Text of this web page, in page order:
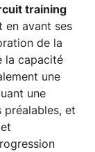
training
en avant ses
de la
la capacité
une
une
préalables, et